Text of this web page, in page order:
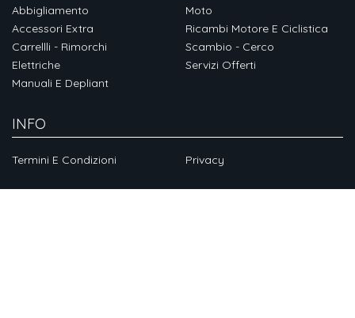
Abbigliamento
Accessori Extra
Carrellli - Rimorchi
Elettriche
Manuali E Depliant
Moto
Ricambi Motore E Ciclistica
Scambio - Cerco
Servizi Offerti
INFO
Termini E Condizioni Privacy